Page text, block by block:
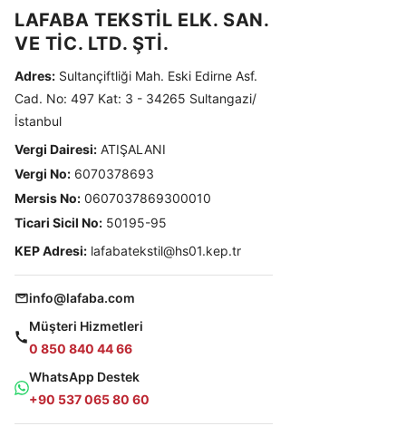
LAFABA TEKSTİL ELK. SAN.
VE TİC. LTD. ŞTİ.
Adres: Sultançiftliği Mah. Eski Edirne Asf.
Cad. No: 497 Kat: 3 - 34265 Sultangazi/
İstanbul
Vergi Dairesi: ATIŞALANI
Vergi No: 6070378693
Mersis No: 0607037869300010
Ticari Sicil No: 50195-95
KEP Adresi: lafabatekstil@hs01.kep.tr
info@lafaba.com
Müşteri Hizmetleri
0 850 840 44 66
WhatsApp Destek
+90 537 065 80 60